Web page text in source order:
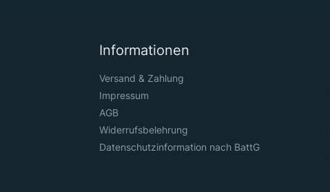
Informationen
Versand & Zahlung
Impressum
AGB
Widerrufsbelehrung
Datenschutzinformation nach BattG